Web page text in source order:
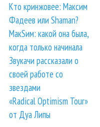
Кто кринжовее: Максим
Фадеев или Shaman?
МакSим: какой она была,
когда только начинала
Звукачи рассказали о
своей работе со
звездами
«Radical Optimism Tour»
от Дуа Липы